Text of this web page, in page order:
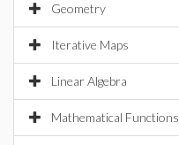
Geometry
Iterative Maps
Linear Algebra
Mathematical Functions